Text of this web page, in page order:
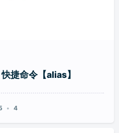
捷命令【alias】
4